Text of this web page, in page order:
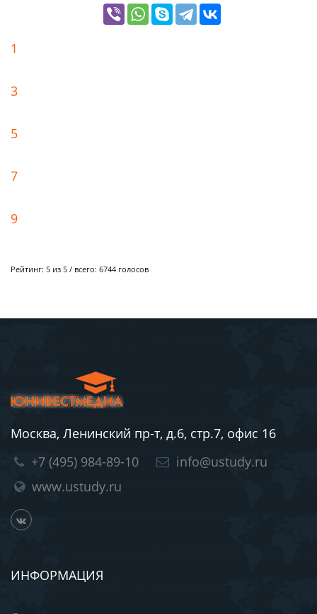
1
3
5
7
9
Рейтинг: 5 из 5 / всего: 6744 голосов
Москва, Ленинский пр-т, д.6, стр.7, офис 16
+7 (495) 984-89-10
info@ustudy.ru
www.ustudy.ru
ИНФОРМАЦИЯ